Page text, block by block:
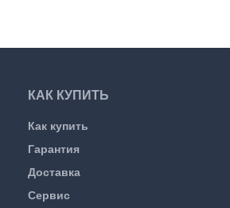
КАК КУПИТЬ
Как купить
Гарантия
Доставка
Сервис